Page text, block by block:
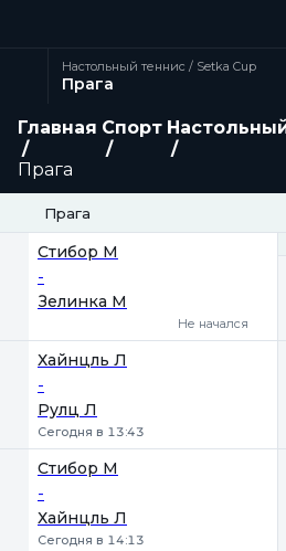
Настольный теннис / Setka Cup
Прага
Главная Спорт
Прага
Прага
Стибор М
-
Зелинка М
Не начался
Хайнцль Л
-
Рулц Л
Сегодня в 13:43
Стибор М
-
Хайнцль Л
Сегодня в 14:13